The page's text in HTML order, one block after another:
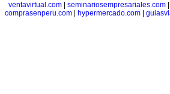
ventavirtual.com
seminariosempresariales.com
comprasenperu.com
hypermercado.com